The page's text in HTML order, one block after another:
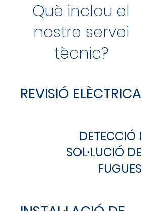
Què inclou el
nostre servei
tècnic?
REVISIÓ ELÈCTRICA
DETECCIÓ I
SOL·LUCIÓ DE
FUGUES